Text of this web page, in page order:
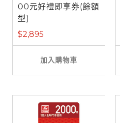
00元好禮即享券(餘額
型)
$2,895
加入購物車